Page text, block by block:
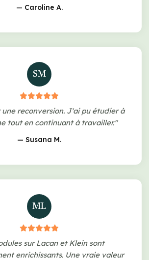
— Caroline A.
SM
reconversion. J'ai pu étudier à
tout en continuant à travailler."
— Susana M.
ML
sur Lacan et Klein sont
enrichissants. Une vraie valeur